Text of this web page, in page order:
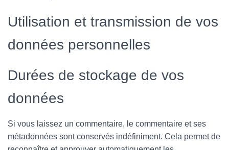
Utilisation et transmission de vos
données personnelles
Durées de stockage de vos
données
Si vous laissez un commentaire, le commentaire et ses
métadonnées sont conservés indéfiniment. Cela permet de